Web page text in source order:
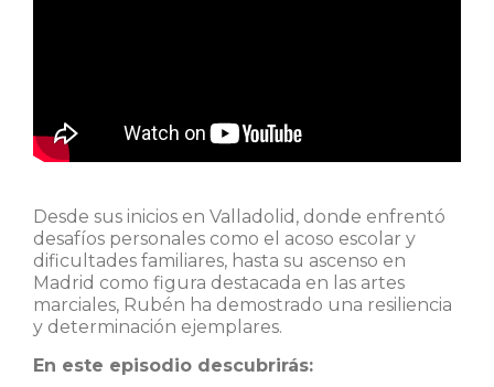
Desde sus inicios en Valladolid, donde enfrentó
desafíos personales como el acoso escolar y
dificultades familiares, hasta su ascenso en
Madrid como figura destacada en las artes
marciales, Rubén ha demostrado una resiliencia
y determinación ejemplares.
En este episodio descubrirás: